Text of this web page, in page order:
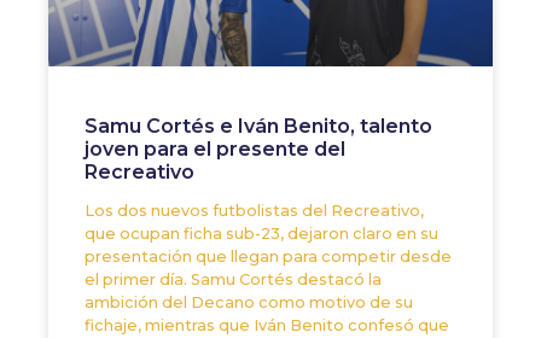
Samu Cortés e Iván Benito, talento
joven para el presente del
Recreativo
Los dos nuevos futbolistas del Recreativo,
que ocupan ficha sub-23, dejaron claro en su
presentación que llegan para competir desde
el primer día. Samu Cortés destacó la
ambición del Decano como motivo de su
fichaje, mientras que Iván Benito confesó que